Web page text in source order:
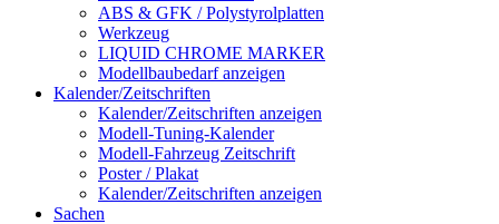
ABS & GFK / Polystyrolplatten
Werkzeug
LIQUID CHROME MARKER
Modellbaubedarf anzeigen
Kalender/Zeitschriften
Kalender/Zeitschriften anzeigen
Modell-Tuning-Kalender
Modell-Fahrzeug Zeitschrift
Poster / Plakat
Kalender/Zeitschriften anzeigen
Sachen